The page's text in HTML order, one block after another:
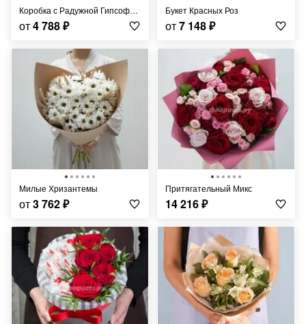
Коробка с Радужной Гипсофилой
от4 788₽
Букет Красных Роз
от7 148₽
Милые Хризантемы
от3 762₽
Притягательный Микс
14 216₽